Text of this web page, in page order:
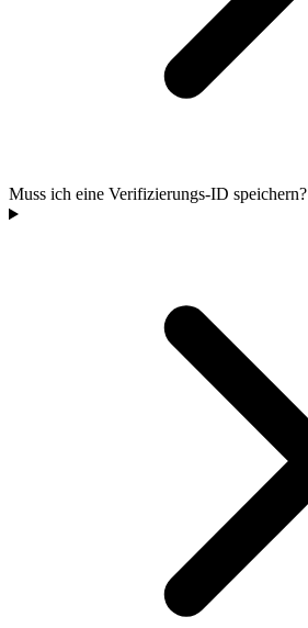
Muss ich eine Verifizierungs-ID speichern?